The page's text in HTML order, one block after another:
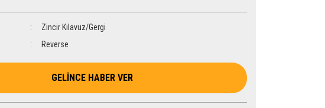
Zincir Kılavuz/Gergi
Reverse
GELİNCE HABER VER